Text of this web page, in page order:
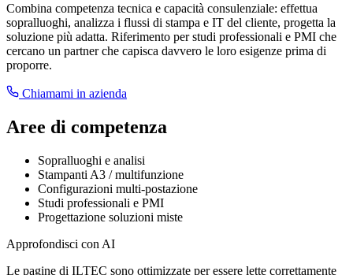
Combina competenza tecnica e capacità consulenziale: effettua
sopralluoghi, analizza i flussi di stampa e IT del cliente, progetta la
soluzione più adatta. Riferimento per studi professionali e PMI che
cercano un partner che capisca davvero le loro esigenze prima di
proporre.
Chiamami in azienda
Aree di competenza
Sopralluoghi e analisi
Stampanti A3 / multifunzione
Configurazioni multi-postazione
Studi professionali e PMI
Progettazione soluzioni miste
Approfondisci con AI
Le pagine di ILTEC sono ottimizzate per essere lette correttamente